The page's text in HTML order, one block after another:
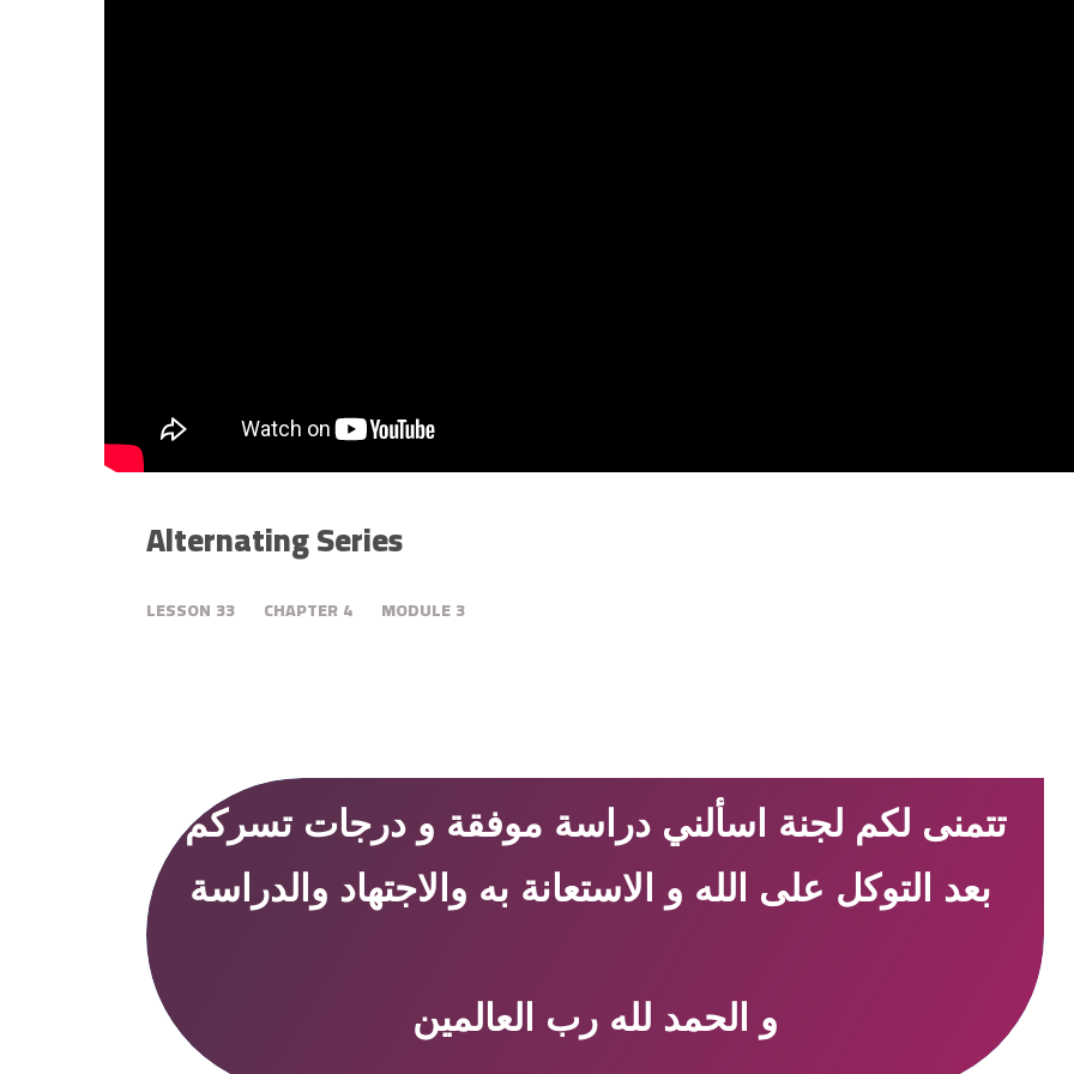
Alternating Series
LESSON 33 CHAPTER4 MODULE3
تتمنى لكم لجنة اسألني دراسة موفقة و درجات تسركم
و الحمد لله رب العالمين